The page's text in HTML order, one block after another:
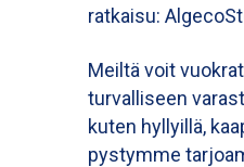
ratkaisu:
Meiltä voit
turvalliseen
kuten hyllyillä,
pystymme